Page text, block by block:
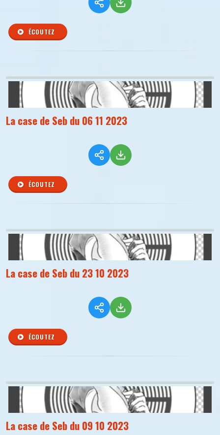
ÉCOUTEZ
La case de Seb du 06 11 2023
ÉCOUTEZ
La case de Seb du 23 10 2023
ÉCOUTEZ
La case de Seb du 09 10 2023